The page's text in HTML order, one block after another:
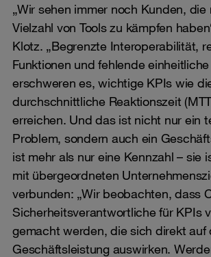
„Wir sehen immer noch Kunden, die
Vielzahl von Tools zu kämpfen
Klotz. „Begrenzte Interoperabilität,
Funktionen und fehlende
erschweren es, wichtige KPIs wie
durchschnittliche Reaktionszeit
erreichen. Und das ist nicht nur ein
Problem, sondern auch ein
ist mehr als nur eine Kennzahl – sie
mit übergeordneten
verbunden: „Wir beobachten, dass
Sicherheitsverantwortliche für KPIs
gemacht werden, die sich direkt auf
Geschäftsleistung auswirken.